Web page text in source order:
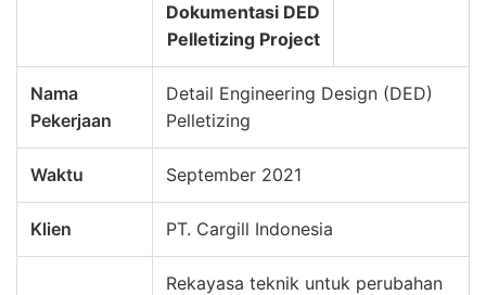
Dokumentasi DED
Pelletizing Project
Nama
Pekerjaan
Detail Engineering Design (DED)
Pelletizing
Waktu September 2021
Klien PT. Cargill Indonesia
Rekayasa teknik untuk perubahan